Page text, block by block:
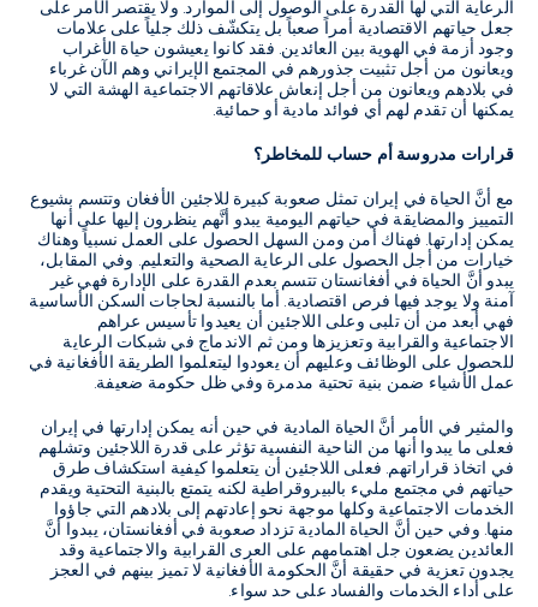
الرعاية التي لها القدرة على الوصول إلى الموارد. ولا يقتصر الأمر على
جعل حياتهم الاقتصادية أمراً صعباً بل يتكشّف ذلك جلياً على علامات
وجود أزمة في الهوية بين العائدين. فقد كانوا يعيشون حياة الأغراب
ويعانون من أجل تثبيت جذورهم في المجتمع الإيراني وهم الآن غرباء
في بلادهم ويعانون من أجل إنعاش علاقاتهم الاجتماعية الهشة التي لا
يمكنها أن تقدم لهم أي فوائد مادية أو حمائية.
قرارات مدروسة أم حساب للمخاطر؟
مع أنَّ الحياة في إيران تمثل صعوبة كبيرة للاجئين الأفغان وتتسم بشيوع
التمييز والمضايقة في حياتهم اليومية يبدو أنَّهم ينظرون إليها على أنها
يمكن إدارتها. فهناك أمن ومن السهل الحصول على العمل نسبياً وهناك
خيارات من أجل الحصول على الرعاية الصحية والتعليم. وفي المقابل،
يبدو أنَّ الحياة في أفغانستان تتسم بعدم القدرة على الإدارة فهي غير
آمنة ولا يوجد فيها فرص اقتصادية. أما بالنسبة لحاجات السكن الأساسية
فهي أبعد من أن تلبى وعلى اللاجئين أن يعيدوا تأسيس عراهم
الاجتماعية والقرابية وتعزيزها ومن ثم الاندماج في شبكات الرعاية
للحصول على الوظائف وعليهم أن يعودوا ليتعلموا الطريقة الأفغانية في
عمل الأشياء ضمن بنية تحتية مدمرة وفي ظل حكومة ضعيفة.
والمثير في الأمر أنَّ الحياة المادية في حين أنه يمكن إدارتها في إيران
فعلى ما يبدوا أنها من الناحية النفسية تؤثر على قدرة اللاجئين وتشلهم
في اتخاذ قراراتهم. فعلى اللاجئين أن يتعلموا كيفية استكشاف طرق
حياتهم في مجتمع مليء بالبيروقراطية لكنه يتمتع بالبنية التحتية ويقدم
الخدمات الاجتماعية وكلها موجهة نحو إعادتهم إلى بلادهم التي جاؤوا
منها. وفي حين أنَّ الحياة المادية تزداد صعوبة في أفغانستان، يبدوا أنَّ
العائدين يضعون جل اهتمامهم على العرى القرابية والاجتماعية وقد
يجدون تعزية في حقيقة أنَّ الحكومة الأفغانية لا تميز بينهم في العجز
على أداء الخدمات والفساد على حد سواء.